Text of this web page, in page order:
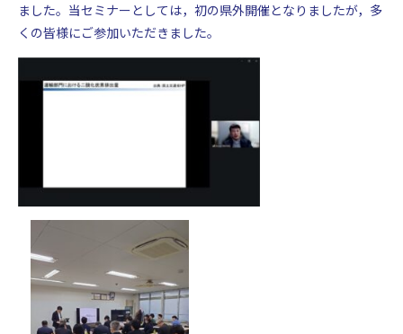
ました。当セミナーとしては，初の県外開催となりましたが，多
くの皆様にご参加いただきました。